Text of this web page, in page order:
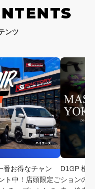
ンツ
番お得なチャン
ト中！店頭限定ご
D1GP 横
ションの